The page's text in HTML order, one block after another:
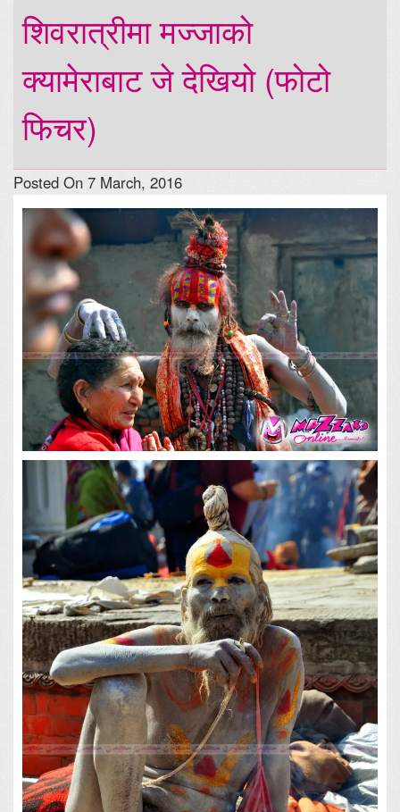
शिवरात्रीमा मज्जाको
क्यामेराबाट जे देखियो (फोटो
फिचर)
Posted On 7 March, 2016